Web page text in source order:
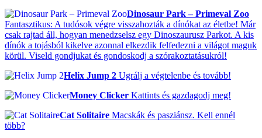
Dinosaur Park – Primeval Zoo
Fantasztikus: A tudósok végre visszahozták a dínókat az életbe! Már
csak rajtad áll, hogyan menedzselsz egy Dinoszaurusz Parkot. A kis
dínók a tojásból kikelve azonnal elkezdik felfedezni a világot maguk
körül. Viseld gondjukat és gondoskodj a szórakoztatásukról!
Helix Jump 2 Ugrálj a végtelenbe és tovább!
Money Clicker Kattints és gazdagodj meg!
Cat Solitaire Macskák és pasziánsz. Kell ennél
több?